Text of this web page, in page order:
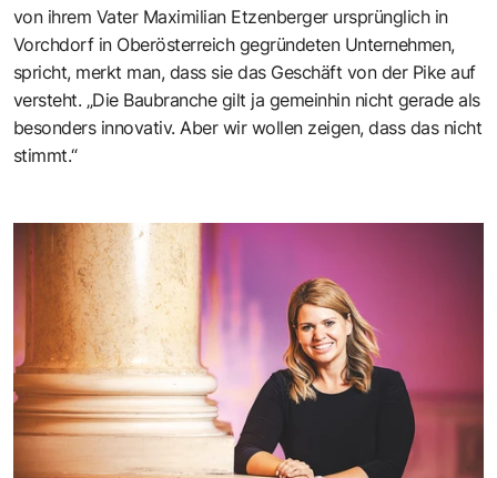
von ihrem Vater Maximilian Etzenberger ursprünglich in
Vorchdorf in Oberösterreich gegründeten Unternehmen,
spricht, merkt man, dass sie das Geschäft von der Pike auf
versteht. „Die Baubranche gilt ja gemeinhin nicht gerade als
besonders innovativ. Aber wir wollen zeigen, dass das nicht
stimmt.“